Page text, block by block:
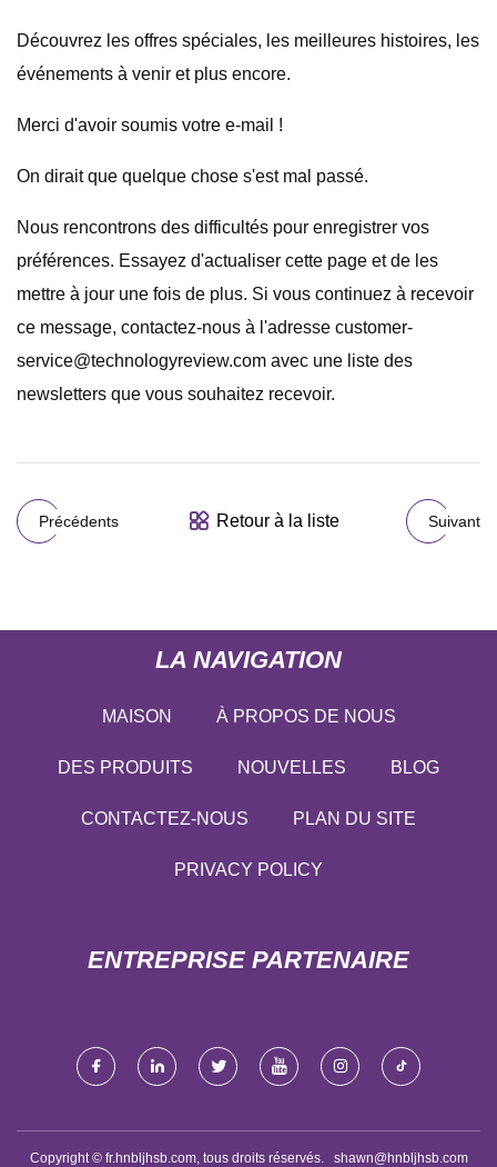
Découvrez les offres spéciales, les meilleures histoires, les
événements à venir et plus encore.
Merci d'avoir soumis votre e-mail !
On dirait que quelque chose s'est mal passé.
Nous rencontrons des difficultés pour enregistrer vos
préférences. Essayez d'actualiser cette page et de les
mettre à jour une fois de plus. Si vous continuez à recevoir
ce message, contactez-nous à l'adresse customer-
service@technologyreview.com avec une liste des
newsletters que vous souhaitez recevoir.
Précédents Retour à la liste Suivant
LA NAVIGATION
MAISON À PROPOS DE NOUS
DES PRODUITS NOUVELLES BLOG
CONTACTEZ-NOUS PLAN DU SITE
PRIVACY POLICY
ENTREPRISE PARTENAIRE
Copyright © fr.hnbljhsb.com, tous droits réservés. shawn@hnbljhsb.com